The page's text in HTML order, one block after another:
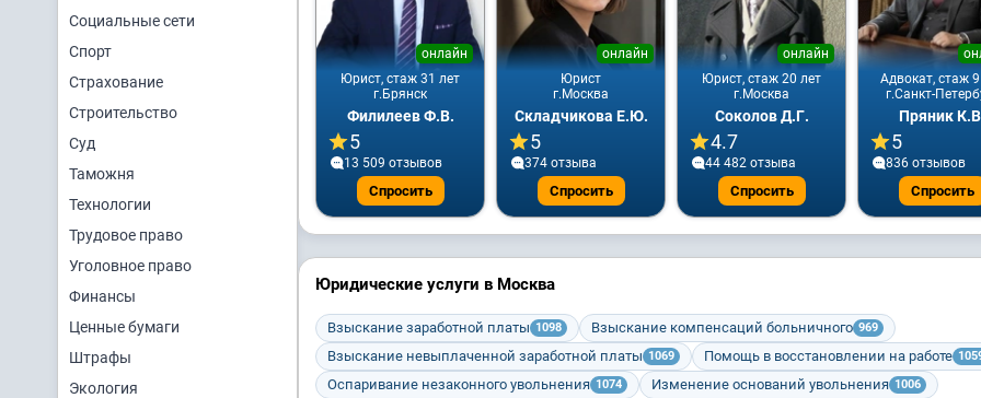
Социальные сети
Спорт
Страхование
Строительство
Суд
Таможня
Технологии
Трудовое право
Уголовное право
Финансы
Ценные бумаги
Штрафы
Экология
Юрист, стаж 31 лет
онлайн
г.Брянск
Филилеев Ф.В.
5
13 509 отзывов
Спросить
Юрист
онлайн
г.Москва
Складчикова Е.Ю.
5
374 отзывa
Спросить
Юрист, стаж 20 лет
онлайн
г.Москва
Соколов Д.Г.
4.7
44 482 отзывa
Спросить
Адвокат, стаж
г.Санкт-
Пряник
5
836 отзывов
Спросить
Юридические услуги в Москва
Взыскание заработной платы 1098 Взыскание компенсаций больничного 969
Взыскание невыплаченной заработной платы 1069 Помощь в восстановлении на работе
Оспаривание незаконного увольнения 1074 Изменение оснований увольнения 1006